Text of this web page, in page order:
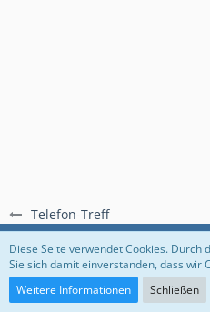
Telefon-Treff
Regeln Datenschutzerklärung
Community-
Diese Seite verwendet Cookies.
Sie sich damit einverstanden, dass wir
Weitere Informationen
Schließen